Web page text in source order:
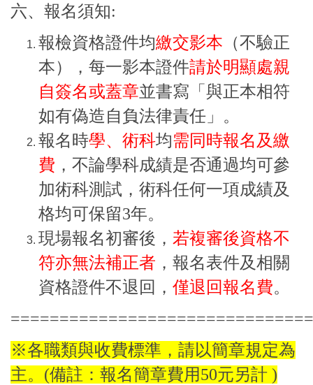
六、報名須知:
報檢資格證件均繳交影本 （不驗正
本），每一影本證件請於明顯處親
自簽名或蓋章並書寫「與正本相符
如有偽造自負法律責任」。
報名時學、術科均需同時報名及繳
費 ，不論學科成績是否通過均可參
加術科測試，術科任何一項成績及
格均可保留3年。
現場報名初審後， 若複審後資格不
符亦無法補正者 ，報名表件及相關
資格證件不退回， 僅退回報名費。
※各職類與收費標準，請以簡章規定為
主。(備註：報名簡章費用50元另計 )